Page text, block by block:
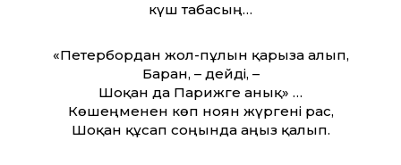
күш табасың…
«Петербордан жол-пұлын қарызға алып,
Барған, – дейді, –
Шоқан да Парижге анық» …
Көшеңменен көп ноян жүргені рас,
Шоқан құсап соңында аңыз қалып.